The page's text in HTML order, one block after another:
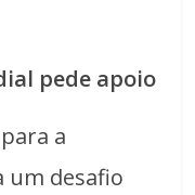
pede apoio
a
desafio